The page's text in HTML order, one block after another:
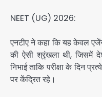
NEET (UG) 2026:
एनटीए ने कहा कि यह केवल
की ऐसी श्रृंखला थी, जिसमें
निभाई ताकि परीक्षा के दिन
पर केंद्रित रहे।